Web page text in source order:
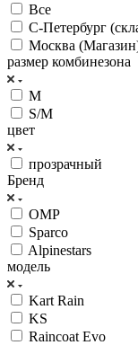
Все
С-Петербург
Москва
размер комбинезона
M
S/M
цвет
прозрачный
Бренд
OMP
Sparco
Alpinestars
модель
Kart Rain
KS
Raincoat Evo